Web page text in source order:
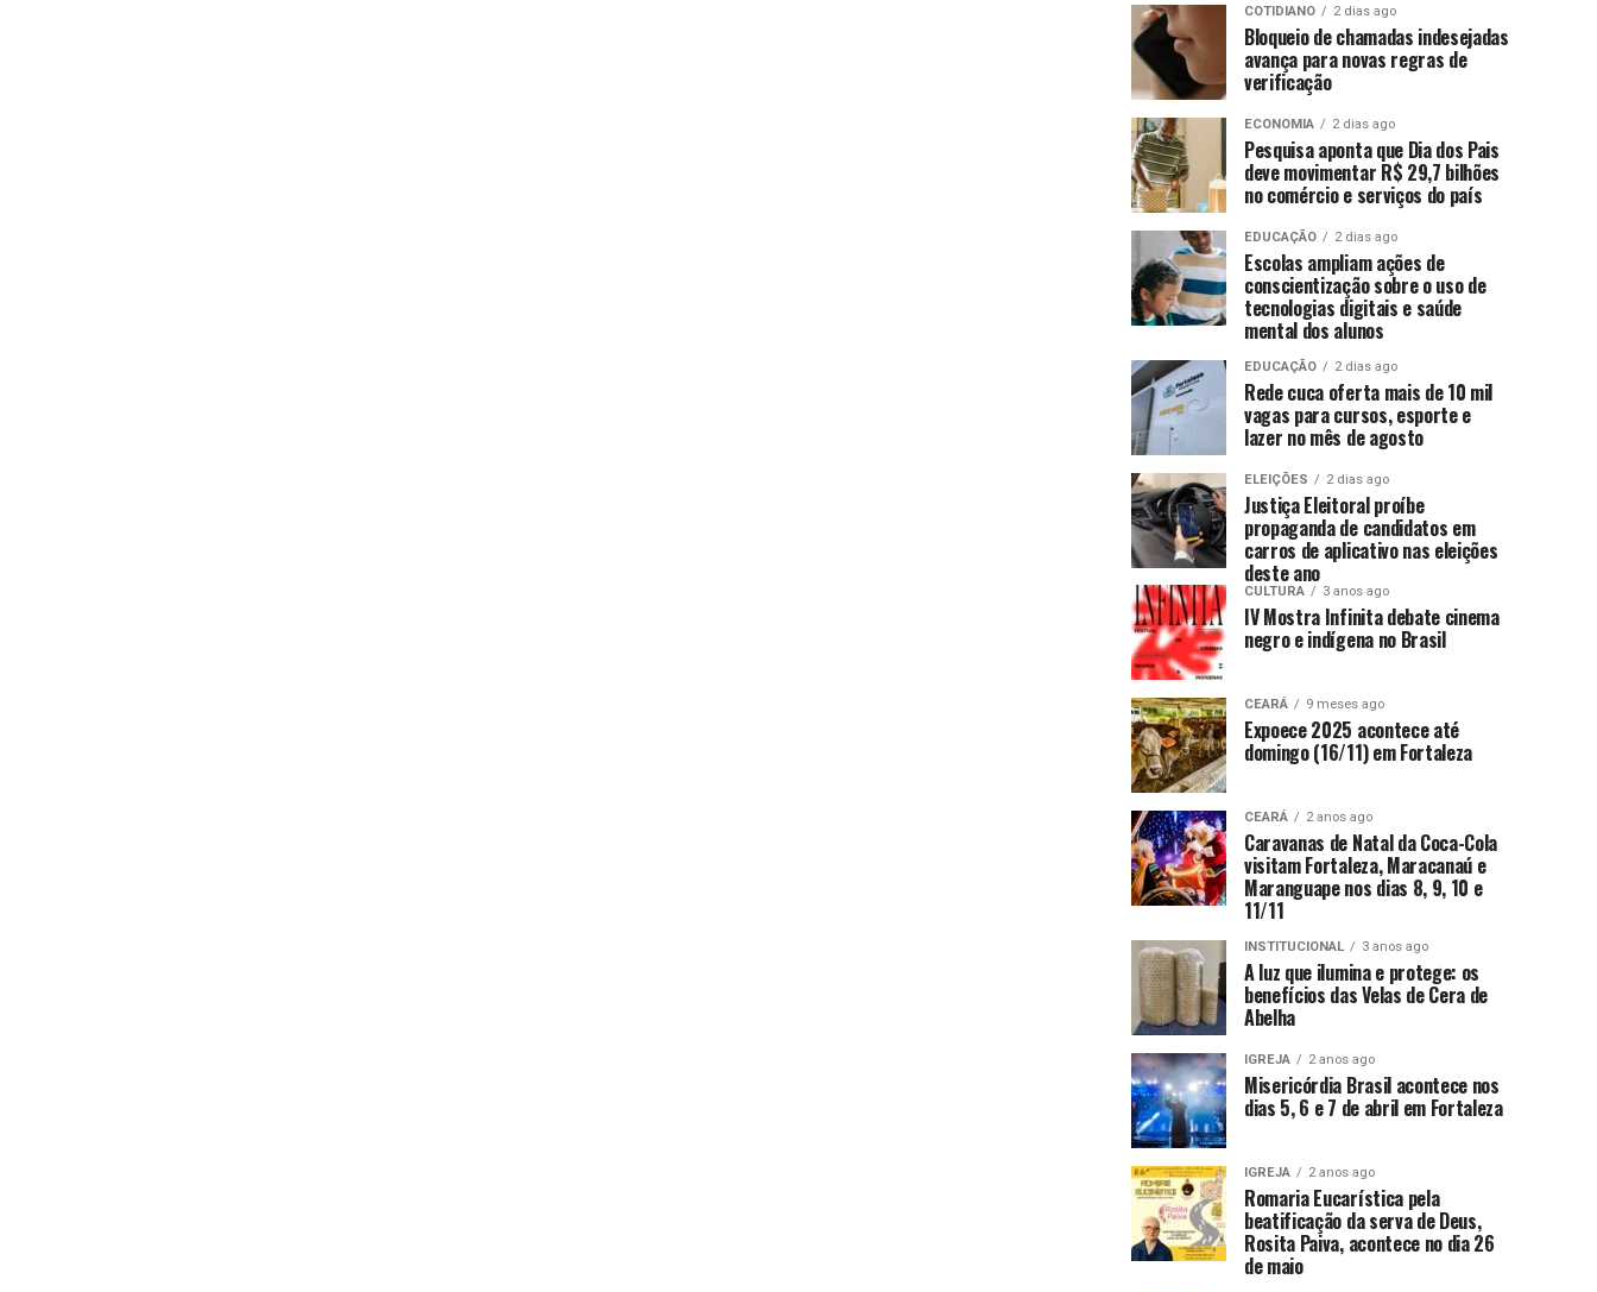
COTIDIANO 2 dias ago
Bloqueio de chamadas indesejadas
avança para novas regras de
verificação
ECONOMIA 2 dias ago
Pesquisa aponta que Dia dos Pais
deve movimentar R$ 29,7 bilhões
no comércio e serviços do país
EDUCAÇÃO 2 dias ago
Escolas ampliam ações de
conscientização sobre o uso de
tecnologias digitais e saúde
mental dos alunos
EDUCAÇÃO 2 dias ago
Rede cuca oferta mais de 10 mil
vagas para cursos, esporte e
lazer no mês de agosto
ELEIÇÕES 2 dias ago
Justiça Eleitoral proíbe
propaganda de candidatos em
carros de aplicativo nas eleições
deste ano
CULTURA 3 anos ago
IV Mostra Infinita debate cinema
negro e indígena no Brasil
CEARÁ 9 meses ago
Expoece 2025 acontece até
domingo (16/11) em Fortaleza
CEARÁ 2 anos ago
Caravanas de Natal da Coca-Cola
visitam Fortaleza, Maracanaú e
Maranguape nos dias 8, 9, 10 e
11/11
INSTITUCIONAL 3 anos ago
A luz que ilumina e protege: os
benefícios das Velas de Cera de
Abelha
IGREJA 2 anos ago
Misericórdia Brasil acontece nos
dias 5, 6 e 7 de abril em Fortaleza
IGREJA 2 anos ago
Romaria Eucarística pela
beatificação da serva de Deus,
Rosita Paiva, acontece no dia 26
de maio